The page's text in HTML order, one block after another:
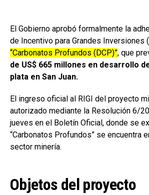
El Gobierno aprobó formalmente la
de Incentivo para Grandes Inversiones
“Carbonatos Profundos (DCP)”, que
de US$ 665 millones en desarrollo
plata en San Juan.
El ingreso oficial al RIGI del proyecto
autorizado mediante la Resolución 6/
jueves en el Boletín Oficial, donde se
“Carbonatos Profundos” se encuentra
sector minería.
Objetos del proyecto